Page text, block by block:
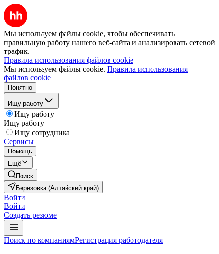
Мы используем файлы cookie, чтобы обеспечивать
правильную работу нашего веб-сайта и анализировать сетевой
трафик.
Правила использования файлов cookie
Мы используем файлы cookie. Правила использования
файлов cookie
Понятно
Ищу работу
Ищу работу
Ищу работу
Ищу сотрудника
Сервисы
Помощь
Ещё
Поиск
Березовка (Алтайский край)
Войти
Войти
Создать резюме
Поиск по компаниямРегистрация работодателя